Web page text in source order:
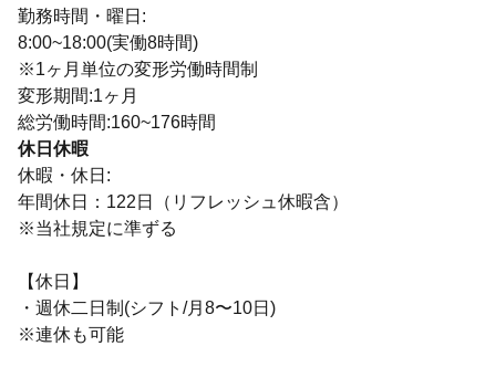
勤務時間・曜日:
8:00~18:00(実働8時間)
※1ヶ月単位の変形労働時間制
変形期間:1ヶ月
総労働時間:160~176時間
休日休暇
休暇・休日:
年間休日：122日（リフレッシュ休暇含）
※当社規定に準ずる
【休日】
・週休二日制(シフト/月8〜10日)
※連休も可能